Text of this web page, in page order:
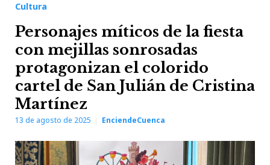
Cultura
Personajes míticos de la fiesta
con mejillas sonrosadas
protagonizan el colorido
cartel de San Julián de Cristina
Martínez
13 de agosto de 2025 EnciendeCuenca